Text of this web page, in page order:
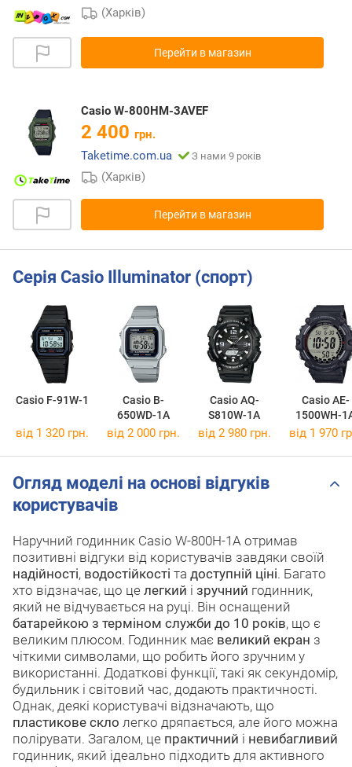
(Харків)
Перейти в магазин
Casio W-800HM-3AVEF
2 400 грн.
Taketime.com.ua
З нами 9 років
(Харків)
Перейти в магазин
Серія Casio Illuminator (спорт)
Casio F-91W-1
Casio B-
650WD-1A
Casio AQ-
S810W-1A
Casio AE-
1500WH-
від 1 320 грн. від 2 000 грн. від 2 980 грн. від 1 970
Огляд моделі на основі відгуків
користувачів
Наручний годинник Casio W-800H-1A отримав
позитивні відгуки від користувачів завдяки своїй
надійності, водостійкості та доступній ціні. Багато
хто відзначає, що це легкий і зручний годинник,
який не відчувається на руці. Він оснащений
батарейкою з терміном служби до 10 років, що є
великим плюсом. Годинник має великий екран з
чіткими символами, що робить його зручним у
використанні. Додаткові функції, такі як секундомір,
будильник і світовий час, додають практичності.
Однак, деякі користувачі відзначають, що
пластикове скло легко дряпається, але його можна
полірувати. Загалом, це практичний і невибагливий
годинник, який ідеально підходить для активного